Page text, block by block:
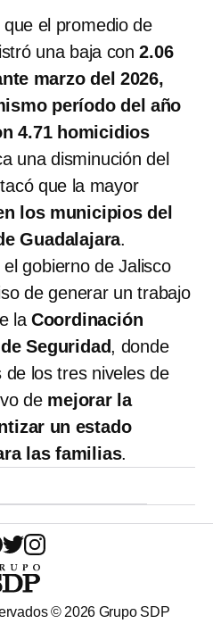
el promedio de
una baja con2.06
marzo del 2026,
período del año
4.71 homicidios
una disminución del
que la mayor
los municipios del
Guadalajara.
gobierno de Jalisco
de generar un trabajo
la Coordinación
Seguridad, donde
los tres niveles de
de mejorar la
un estado
las familias.
© 2026 Grupo SDP